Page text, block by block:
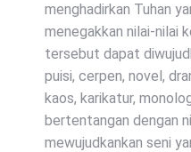
menghadirkan Tuhan
menegakkan nilai-nilai
tersebut dapat
puisi, cerpen, novel,
kaos, karikatur,
bertentangan dengan
mewujudkankan seni